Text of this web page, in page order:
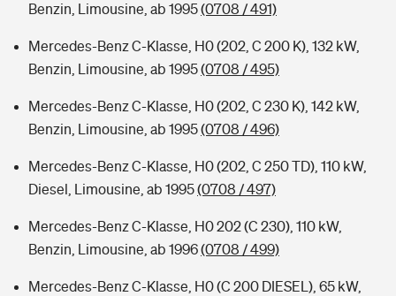
Benzin, Limousine, ab 1995(0708 / 491)
Mercedes-Benz C-Klasse, H0 (202, C 200 K), 132 kW,
Benzin, Limousine, ab 1995(0708 / 495)
Mercedes-Benz C-Klasse, H0 (202, C 230 K), 142 kW,
Benzin, Limousine, ab 1995(0708 / 496)
Mercedes-Benz C-Klasse, H0 (202, C 250 TD), 110 kW,
Diesel, Limousine, ab 1995(0708 / 497)
Mercedes-Benz C-Klasse, H0 202 (C 230), 110 kW,
Benzin, Limousine, ab 1996(0708 / 499)
Mercedes-Benz C-Klasse, H0 (C 200 DIESEL), 65 kW,